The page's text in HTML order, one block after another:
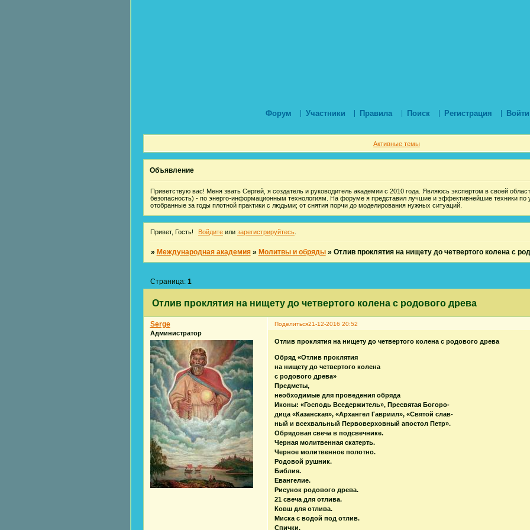
Форум Участники Правила Поиск Регистрация Войти
Активные темы
Объявление
Приветствую вас! Меня звать Сергей, я создатель и руководитель академии с 2010 года. Являюсь экспертом в своей
безопасность) - по энерго-информационным технологиям. На форуме я представил лучшие и эффективнейшие техники по
отобранные за годы плотной практики с людьми; от снятия порчи до моделирования нужных ситуаций.
Привет, Гость! Войдите или зарегистрируйтесь
» Международная академия » Молитвы и обряды » Отлив проклятия на нищету до четвертого колена с
Отлив проклятия на нищету до четвертого колена с родового древа
Страница: 1
Поделиться21-12-2016 20:52
Serge
Администратор
Отлив проклятия на нищету до четвертого колена с родового древа
Обряд «Отлив проклятия
на нищету до четвертого колена
с родового древа»
Предметы,
необходимые для проведения обряда
Иконы: «Господь Вседержитель», Пресвятая Богоро-
дица «Казанская», «Архангел Гавриил», «Святой слав-
ный и всехвальный Первоверховный апостол Петр».
Обрядовая свеча в подсвечнике.
Черная молитвенная скатерть.
Черное молитвенное полотно.
Родовой рушник.
Библия.
Евангелие.
Рисунок родового древа.
21 свеча для отлива.
Ковш для отлива.
Миска с водой под отлив.
Спички.